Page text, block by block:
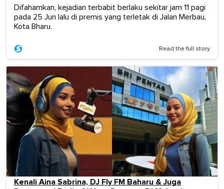
Difahamkan, kejadian terbabit berlaku sekitar jam 11 pagi
pada 25 Jun lalu di premis yang terletak di Jalan Merbau,
Kota Bharu.
Read the full story
Kenali Aina Sabrina, DJ Fly FM Baharu & Juga